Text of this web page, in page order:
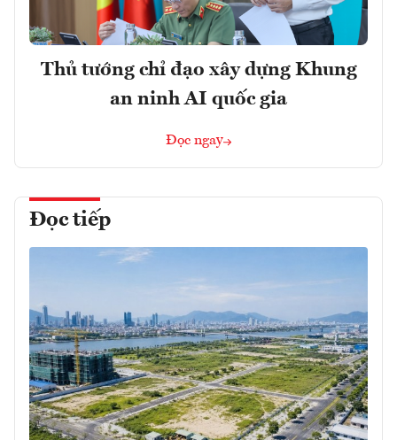
Thủ tướng chỉ đạo xây dựng Khung
an ninh AI quốc gia
Đọc ngay
Đọc tiếp